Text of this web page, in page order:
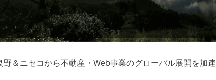
野＆ニセコから不動産・Web事業のグローバル展開を加速